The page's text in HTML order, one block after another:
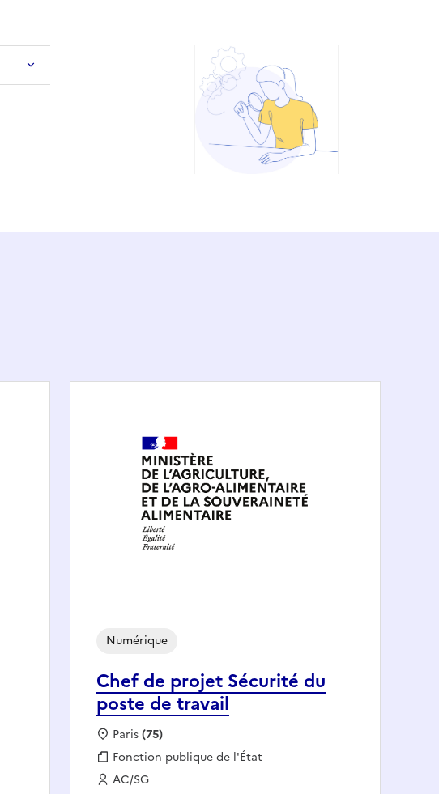
Chef de projet Sécurité du
poste de travail
Numérique
Localisation :
Paris(75)
Fonction publique :
Fonction publique de l'État
Employeur :
AC/SG